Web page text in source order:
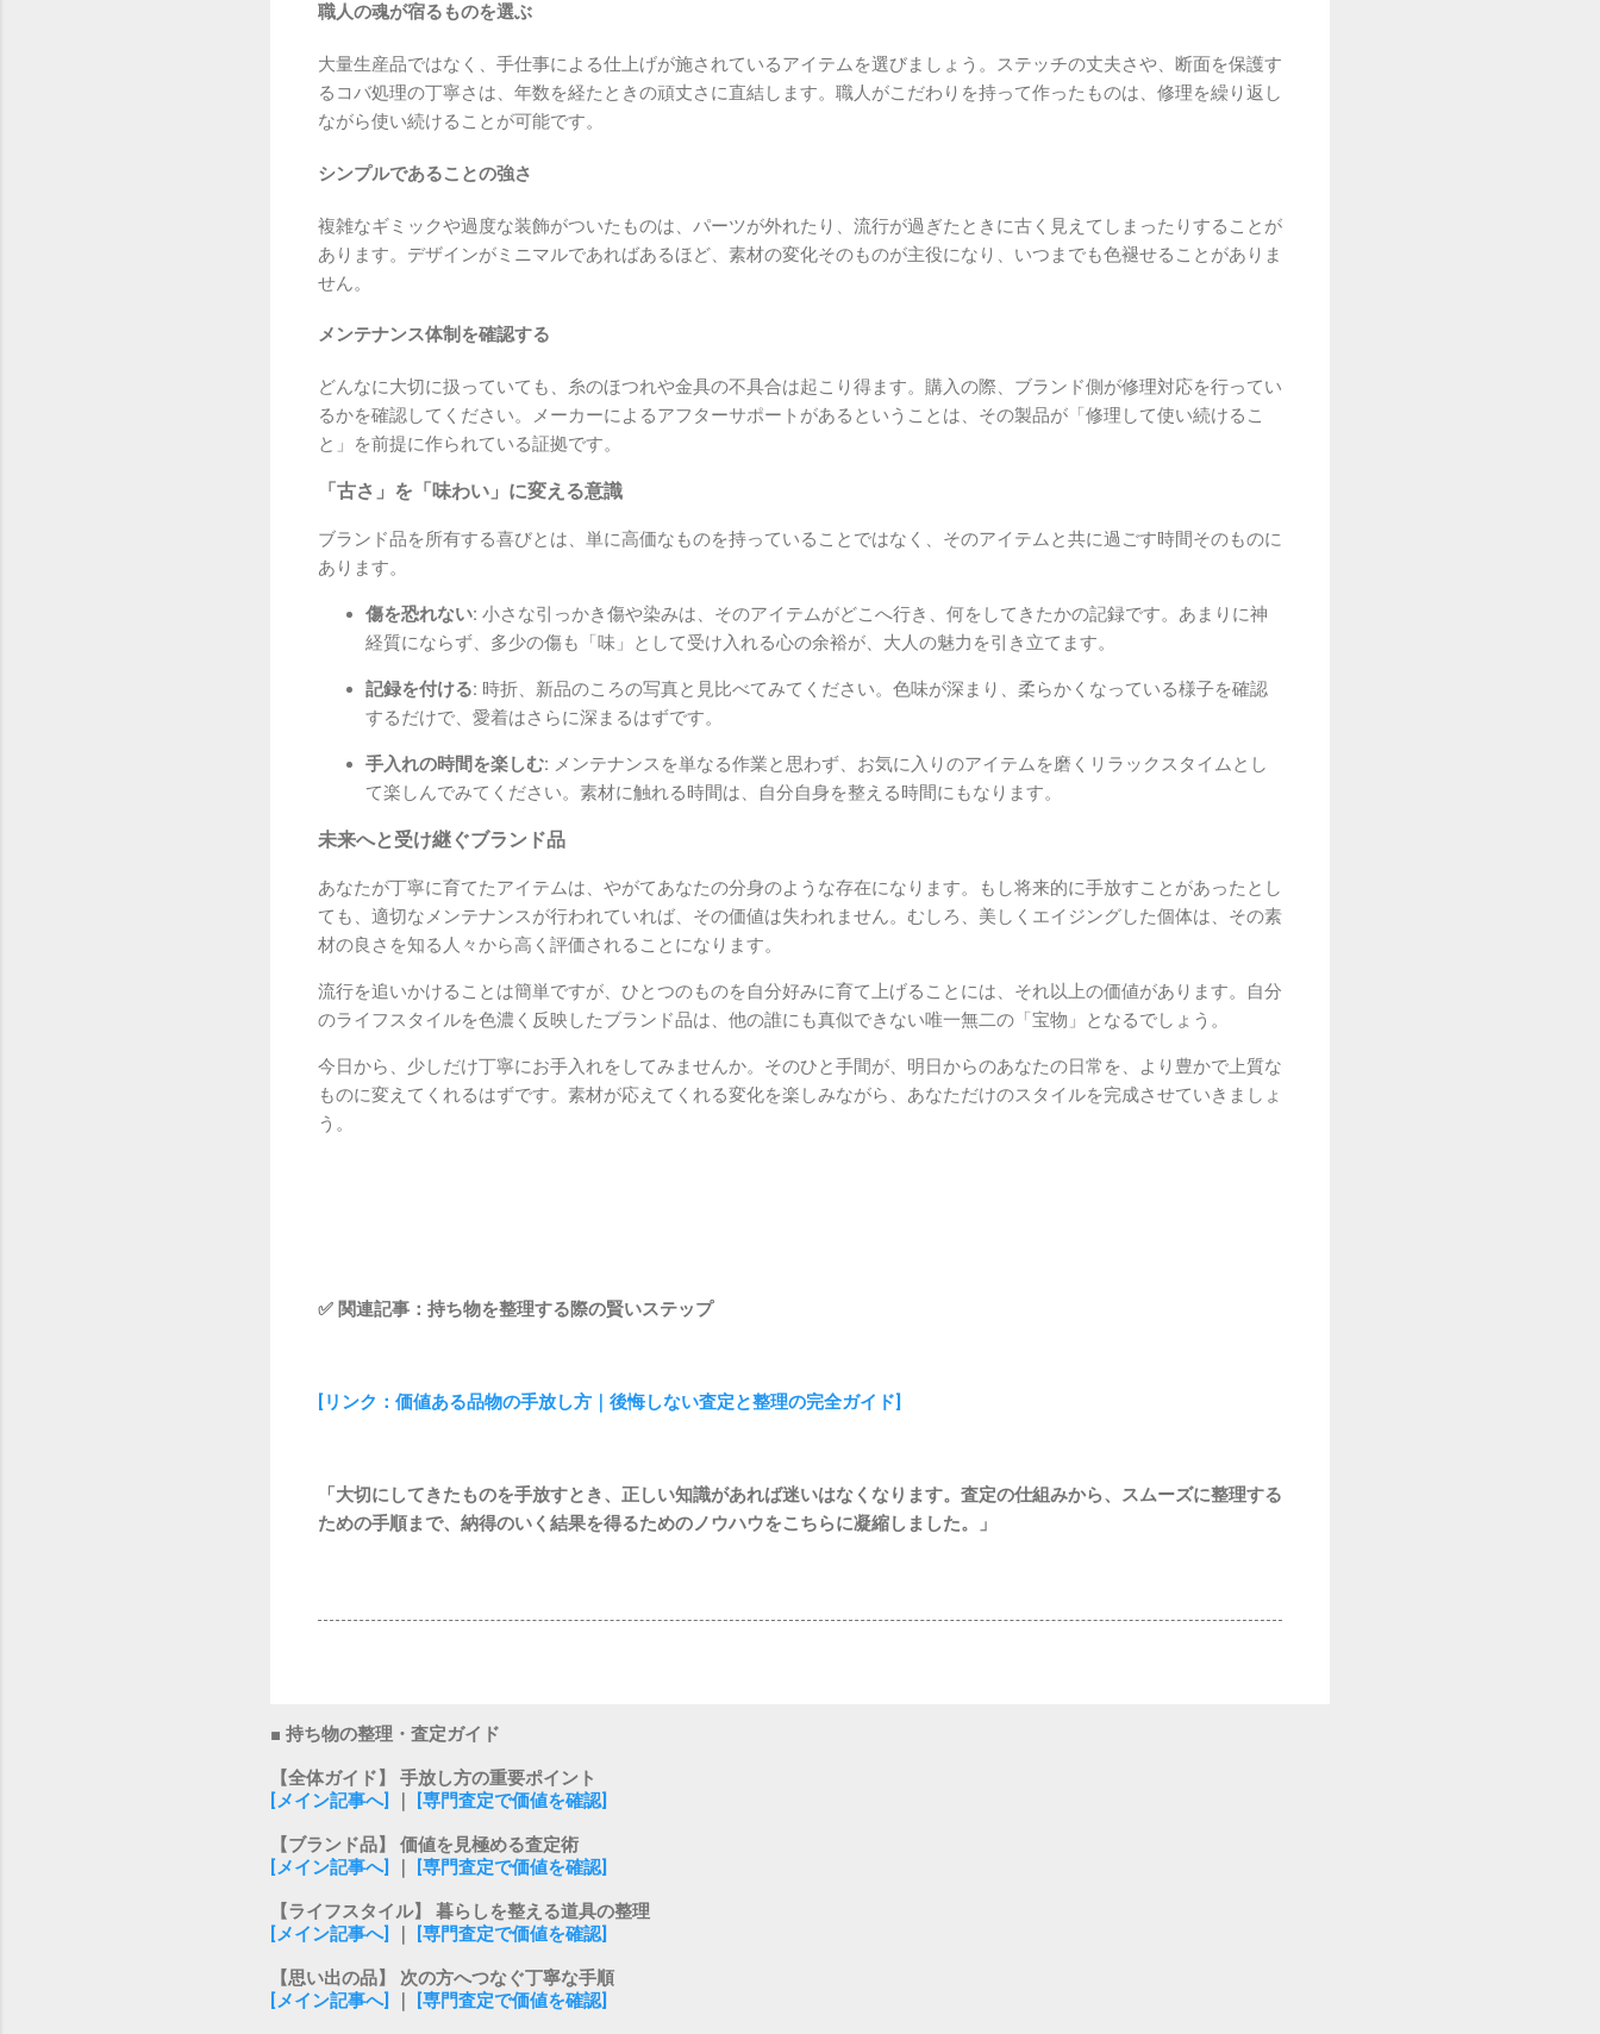
職人の魂が宿るものを選ぶ
大量生産品ではなく、手仕事による仕上げが施されているアイテムを選びましょう。ステッチの丈夫さや、断面を保護す
るコバ処理の丁寧さは、年数を経たときの頑丈さに直結します。職人がこだわりを持って作ったものは、修理を繰り返し
ながら使い続けることが可能です。
シンプルであることの強さ
複雑なギミックや過度な装飾がついたものは、パーツが外れたり、流行が過ぎたときに古く見えてしまったりすることが
あります。デザインがミニマルであればあるほど、素材の変化そのものが主役になり、いつまでも色褪せることがありま
せん。
メンテナンス体制を確認する
どんなに大切に扱っていても、糸のほつれや金具の不具合は起こり得ます。購入の際、ブランド側が修理対応を行ってい
るかを確認してください。メーカーによるアフターサポートがあるということは、その製品が「修理して使い続けるこ
と」を前提に作られている証拠です。
「古さ」を「味わい」に変える意識
ブランド品を所有する喜びとは、単に高価なものを持っていることではなく、そのアイテムと共に過ごす時間そのものに
あります。
傷を恐れない: 小さな引っかき傷や染みは、そのアイテムがどこへ行き、何をしてきたかの記録です。あまりに神
経質にならず、多少の傷も「味」として受け入れる心の余裕が、大人の魅力を引き立てます。
記録を付ける: 時折、新品のころの写真と見比べてみてください。色味が深まり、柔らかくなっている様子を確認
するだけで、愛着はさらに深まるはずです。
手入れの時間を楽しむ: メンテナンスを単なる作業と思わず、お気に入りのアイテムを磨くリラックスタイムとし
て楽しんでみてください。素材に触れる時間は、自分自身を整える時間にもなります。
未来へと受け継ぐブランド品
あなたが丁寧に育てたアイテムは、やがてあなたの分身のような存在になります。もし将来的に手放すことがあったとし
ても、適切なメンテナンスが行われていれば、その価値は失われません。むしろ、美しくエイジングした個体は、その素
材の良さを知る人々から高く評価されることになります。
流行を追いかけることは簡単ですが、ひとつのものを自分好みに育て上げることには、それ以上の価値があります。自分
のライフスタイルを色濃く反映したブランド品は、他の誰にも真似できない唯一無二の「宝物」となるでしょう。
今日から、少しだけ丁寧にお手入れをしてみませんか。そのひと手間が、明日からのあなたの日常を、より豊かで上質な
ものに変えてくれるはずです。素材が応えてくれる変化を楽しみながら、あなただけのスタイルを完成させていきましょ
う。
✅ 関連記事：持ち物を整理する際の賢いステップ
[リンク：価値ある品物の手放し方｜後悔しない査定と整理の完全ガイド]
「大切にしてきたものを手放すとき、正しい知識があれば迷いはなくなります。査定の仕組みから、スムーズに整理する
ための手順まで、納得のいく結果を得るためのノウハウをこちらに凝縮しました。」
■ 持ち物の整理・査定ガイド
【全体ガイド】 手放し方の重要ポイント
[メイン記事へ]
[専門査定で価値を確認]
【ブランド品】 価値を見極める査定術
[メイン記事へ]
[専門査定で価値を確認]
【ライフスタイル】 暮らしを整える道具の整理
[メイン記事へ]
[専門査定で価値を確認]
【思い出の品】 次の方へつなぐ丁寧な手順
[メイン記事へ]
[専門査定で価値を確認]